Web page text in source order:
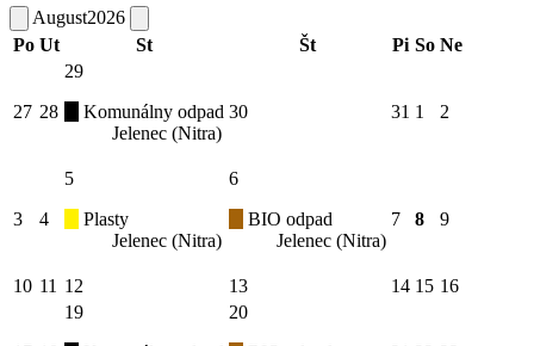
August2026
Po Ut St Št Pi So Ne
27 28
29
Komunálny odpad
Jelenec (Nitra)
30 31 1 2
3 4
5
Plasty
Jelenec (Nitra)
6
BIO odpad
Jelenec (Nitra)
7 8 9
10 11 12 13 14 15 16
19
20